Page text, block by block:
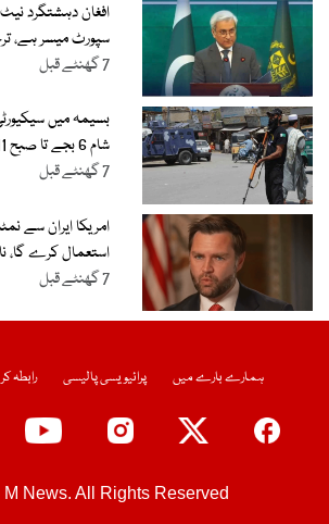
افغان دہشتگرد
سپورٹ میسر ہے،
7 گھنٹے قبل
بسیمہ میں
شام 6 بجے تا صبح 11 بجے تک کرفیو نافذ
7 گھنٹے قبل
امریکا ایران سے
استعمال کرے گا،
7 گھنٹے قبل
ہمارے بارے میں پرائیویسی پالیسی رابطہ
News. All Rights Reserved